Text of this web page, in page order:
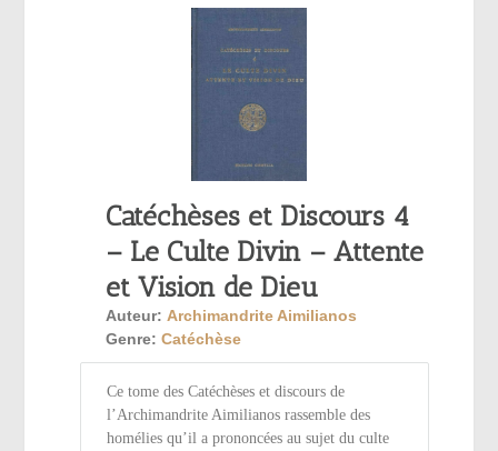
Catéchèses et Discours 4
– Le Culte Divin – Attente
et Vision de Dieu
Auteur: Archimandrite Aimilianos
Genre: Catéchèse
Ce tome des Catéchèses et discours de
l’Archimandrite Aimilianos rassemble des
homélies qu’il a prononcées au sujet du culte